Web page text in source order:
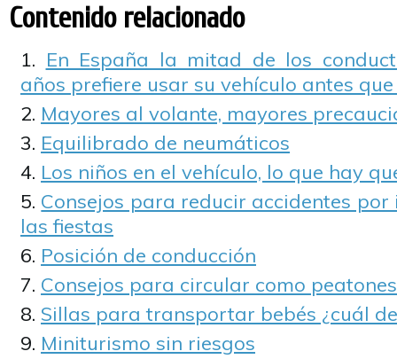
Contenido relacionado
En España la mitad de los
años prefiere usar su vehículo antes
Mayores al volante, mayores
Equilibrado de neumáticos
Los niños en el vehículo, lo que hay
Consejos para reducir accidentes
las fiestas
Posición de conducción
Consejos para circular como
Sillas para transportar bebés ¿cuál
Miniturismo sin riesgos